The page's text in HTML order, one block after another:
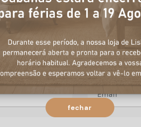
+
curto espaço de tempo, temos
fechar